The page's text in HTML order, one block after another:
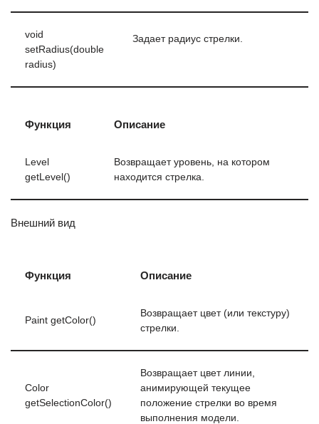
void
setRadius(double
radius)
Задает радиус стрелки.
Функция Описание
Level
getLevel()
Возвращает уровень, на котором
находится стрелка.
Внешний вид
Функция Описание
Paint getColor()
Возвращает цвет (или текстуру)
стрелки.
Color
getSelectionColor()
Возвращает цвет линии,
анимирующей текущее
положение стрелки во время
выполнения модели.